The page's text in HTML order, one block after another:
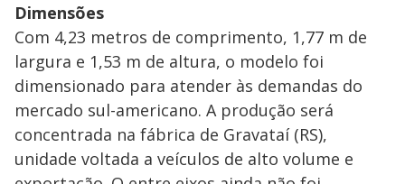
Dimensões
Com 4,23 metros de comprimento, 1,77 m de
largura e 1,53 m de altura, o modelo foi
dimensionado para atender às demandas do
mercado sul-americano. A produção será
concentrada na fábrica de Gravataí (RS),
unidade voltada a veículos de alto volume e